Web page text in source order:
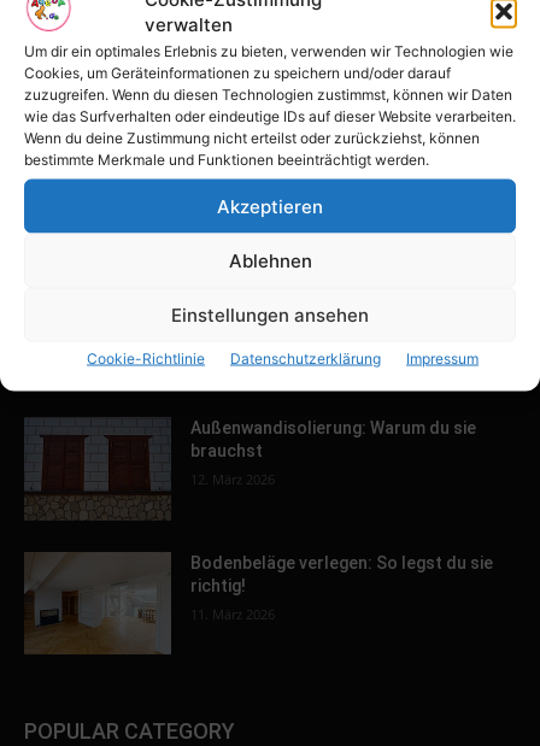
verwalten
Um dir ein optimales Erlebnis zu bieten, verwenden wir Technologien wie
Cookies, um Geräteinformationen zu speichern und/oder darauf
zuzugreifen. Wenn du diesen Technologien zustimmst, können wir Daten
wie das Surfverhalten oder eindeutige IDs auf dieser Website verarbeiten.
Wenn du deine Zustimmung nicht erteilst oder zurückziehst, können
bestimmte Merkmale und Funktionen beeinträchtigt werden.
Akzeptieren
Ablehnen
Einstellungen ansehen
Cookie-Richtlinie Datenschutzerklärung Impressum
Tulpenfest läutet Frühling in Potsdam
ein
16. April 2026
Familien-Paradies an der Adria
dein Zuhause
Außenwandisolierung: Warum du sie
brauchst
12. März 2026
Bodenbeläge verlegen: So legst du sie
richtig!
11. März 2026
POPULAR CATEGORY